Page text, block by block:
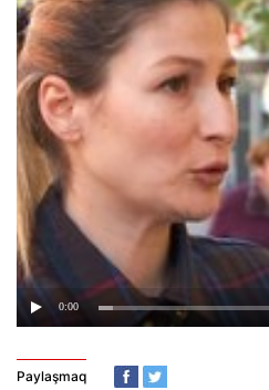
Paylaşmaq